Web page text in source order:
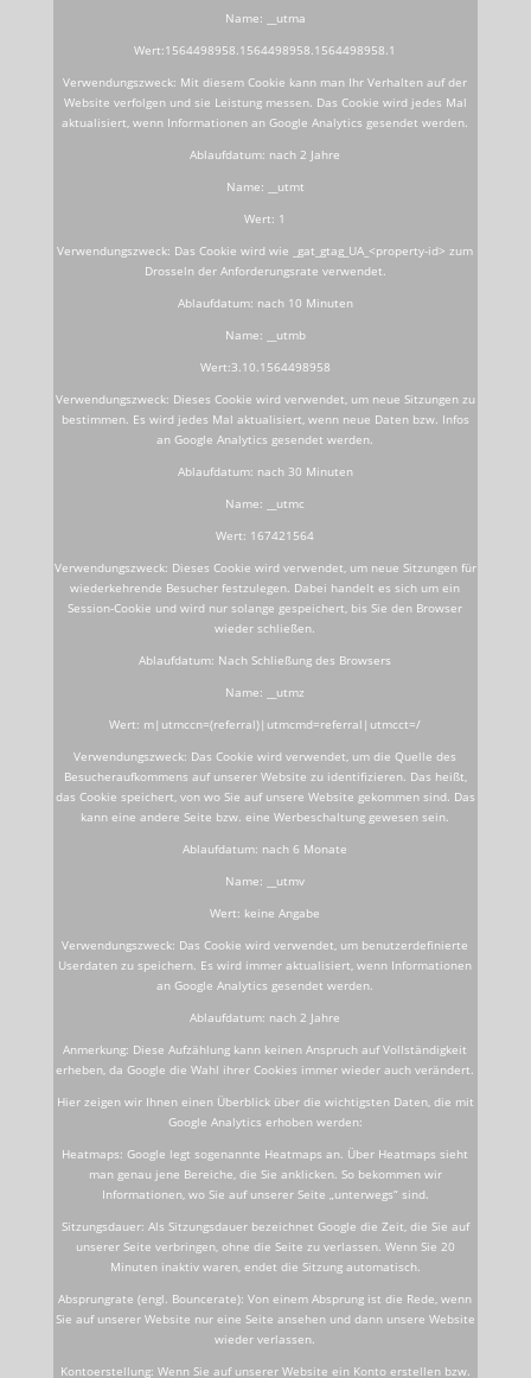
Name: __utma
Wert:1564498958.1564498958.1564498958.1
Verwendungszweck: Mit diesem Cookie kann man Ihr Verhalten auf der
Website verfolgen und sie Leistung messen. Das Cookie wird jedes Mal
aktualisiert, wenn Informationen an Google Analytics gesendet werden.
Ablaufdatum: nach 2 Jahre
Name: __utmt
Wert: 1
Verwendungszweck: Das Cookie wird wie _gat_gtag_UA_<property-id> zum
Drosseln der Anforderungsrate verwendet.
Ablaufdatum: nach 10 Minuten
Name: __utmb
Wert:3.10.1564498958
Verwendungszweck: Dieses Cookie wird verwendet, um neue Sitzungen zu
bestimmen. Es wird jedes Mal aktualisiert, wenn neue Daten bzw. Infos
an Google Analytics gesendet werden.
Ablaufdatum: nach 30 Minuten
Name: __utmc
Wert: 167421564
Verwendungszweck: Dieses Cookie wird verwendet, um neue Sitzungen für
wiederkehrende Besucher festzulegen. Dabei handelt es sich um ein
Session-Cookie und wird nur solange gespeichert, bis Sie den Browser
wieder schließen.
Ablaufdatum: Nach Schließung des Browsers
Name: __utmz
Wert: m|utmccn=(referral)|utmcmd=referral|utmcct=/
Verwendungszweck: Das Cookie wird verwendet, um die Quelle des
Besucheraufkommens auf unserer Website zu identifizieren. Das heißt,
das Cookie speichert, von wo Sie auf unsere Website gekommen sind. Das
kann eine andere Seite bzw. eine Werbeschaltung gewesen sein.
Ablaufdatum: nach 6 Monate
Name: __utmv
Wert: keine Angabe
Verwendungszweck: Das Cookie wird verwendet, um benutzerdefinierte
Userdaten zu speichern. Es wird immer aktualisiert, wenn Informationen
an Google Analytics gesendet werden.
Ablaufdatum: nach 2 Jahre
Anmerkung: Diese Aufzählung kann keinen Anspruch auf Vollständigkeit
erheben, da Google die Wahl ihrer Cookies immer wieder auch verändert.
Hier zeigen wir Ihnen einen Überblick über die wichtigsten Daten, die mit
Google Analytics erhoben werden:
Heatmaps: Google legt sogenannte Heatmaps an. Über Heatmaps sieht
man genau jene Bereiche, die Sie anklicken. So bekommen wir
Informationen, wo Sie auf unserer Seite „unterwegs“ sind.
Sitzungsdauer: Als Sitzungsdauer bezeichnet Google die Zeit, die Sie auf
unserer Seite verbringen, ohne die Seite zu verlassen. Wenn Sie 20
Minuten inaktiv waren, endet die Sitzung automatisch.
Absprungrate (engl. Bouncerate): Von einem Absprung ist die Rede, wenn
Sie auf unserer Website nur eine Seite ansehen und dann unsere Website
wieder verlassen.
Kontoerstellung: Wenn Sie auf unserer Website ein Konto erstellen bzw.